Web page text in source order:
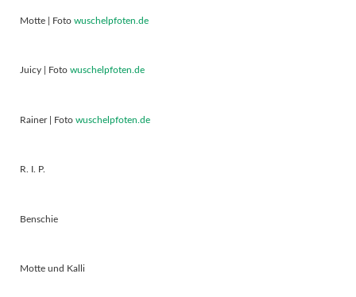
Motte | Foto wuschelpfoten.de
Juicy | Foto wuschelpfoten.de
Rainer | Foto wuschelpfoten.de
R. I. P.
Benschie
Motte und Kalli